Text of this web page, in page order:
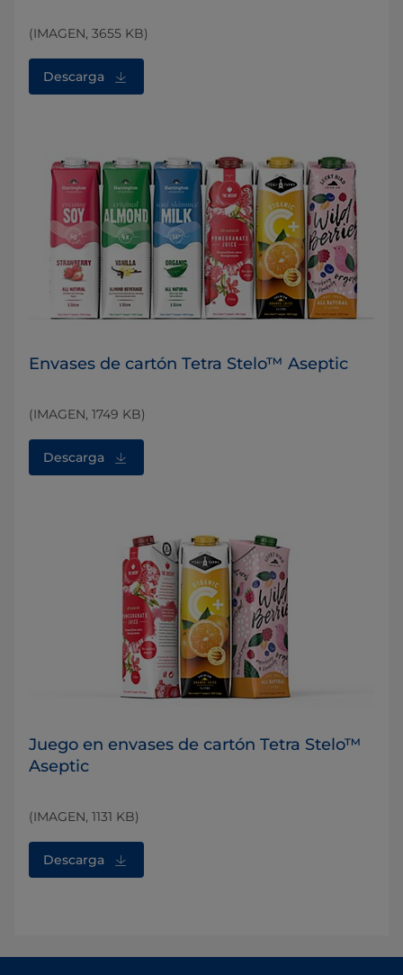
(IMAGEN, 3655 KB)
Descarga
Envases de cartón Tetra Stelo™ Aseptic
(IMAGEN, 1749 KB)
Descarga
Juego en envases de cartón Tetra Stelo™
Aseptic
(IMAGEN, 1131 KB)
Descarga